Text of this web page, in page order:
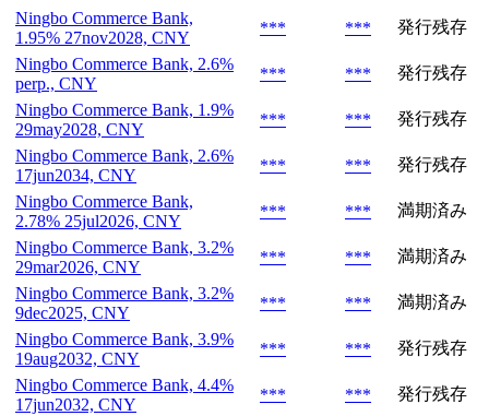
Ningbo Commerce Bank,
1.95% 27nov2028, CNY
*** ***
発行残存
Ningbo Commerce Bank, 2.6%
perp., CNY
*** ***
発行残存
Ningbo Commerce Bank, 1.9%
29may2028, CNY
*** ***
発行残存
Ningbo Commerce Bank, 2.6%
17jun2034, CNY
*** ***
発行残存
Ningbo Commerce Bank,
2.78% 25jul2026, CNY
*** ***
満期済み
Ningbo Commerce Bank, 3.2%
29mar2026, CNY
*** ***
満期済み
Ningbo Commerce Bank, 3.2%
9dec2025, CNY
*** ***
満期済み
Ningbo Commerce Bank, 3.9%
19aug2032, CNY
*** ***
発行残存
Ningbo Commerce Bank, 4.4%
17jun2032, CNY
*** *** 発行残存